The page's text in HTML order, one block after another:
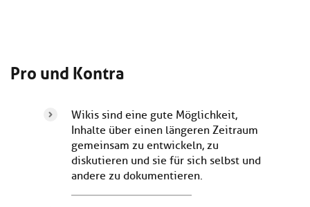
Pro und Kontra
Wikis sind eine gute Möglichkeit,
Inhalte über einen längeren Zeitraum
gemeinsam zu entwickeln, zu
diskutieren und sie für sich selbst und
andere zu dokumentieren.